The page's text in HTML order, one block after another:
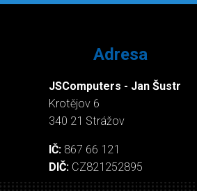
Adresa
JSComputers - Jan Šustr
Krotějov 6
340 21 Strážov
IČ: 867 66 121
DIČ: CZ821252895